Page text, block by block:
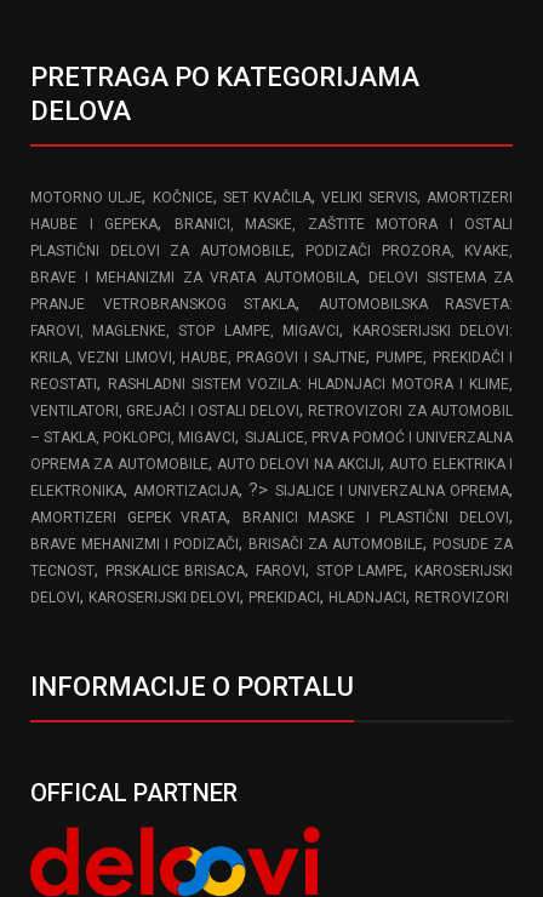
PRETRAGA PO KATEGORIJAMA
DELOVA
MOTORNO ULJE, KOČNICE, SET KVAČILA,VELIKI SERVIS,AMORTIZERI
HAUBE I GEPEKA,
BRANICI, MASKE, ZAŠTITE MOTORA I OSTALI
PLASTIČNI DELOVI ZA AUTOMOBILE,
PODIZAČI PROZORA, KVAKE,
BRAVE I MEHANIZMI ZA VRATA AUTOMOBILA,
DELOVI SISTEMA ZA
PRANJE VETROBRANSKOG STAKLA,
AUTOMOBILSKA RASVETA:
FAROVI, MAGLENKE, STOP LAMPE, MIGAVCI ,
KAROSERIJSKI DELOVI:
KRILA, VEZNI LIMOVI, HAUBE, PRAGOVI I SAJTNE, PUMPE, PREKIDAČI I
REOSTATI ,
RASHLADNI SISTEM VOZILA: HLADNJACI MOTORA I KLIME,
VENTILATORI, GREJAČI I OSTALI DELOVI, RETROVIZORI ZA AUTOMOBIL
– STAKLA, POKLOPCI, MIGAVCI, SIJALICE, PRVA POMOĆ I UNIVERZALNA
OPREMA ZA AUTOMOBILE,AUTO DELOVI NA AKCIJI,AUTO ELEKTRIKA I
ELEKTRONIKA,AMORTIZACIJA, ?> SIJALICE I UNIVERZALNA OPREMA,
AMORTIZERI GEPEK VRATA, BRANICI MASKE I PLASTIČNI DELOVI,
BRAVE MEHANIZMI I PODIZAČI , BRISAČI ZA AUTOMOBILE, POSUDE ZA
TECNOST, PRSKALICE BRISACA, FAROVI, STOP LAMPE,
KAROSERIJSKI
DELOVI , KAROSERIJSKI DELOVI , PREKIDACI , HLADNJACI , RETROVIZORI
INFORMACIJE O PORTALU
OFFICAL PARTNER